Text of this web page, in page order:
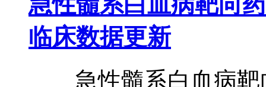
临床数据更新
急性髓系白血病靶